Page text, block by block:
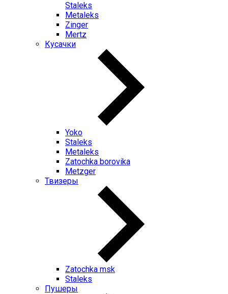
Staleks
Metaleks
Zinger
Mertz
Кусачки
Yoko
Staleks
Metaleks
Zatochka borovika
Metzger
Твизеры
Zatochka msk
Staleks
Пушеры